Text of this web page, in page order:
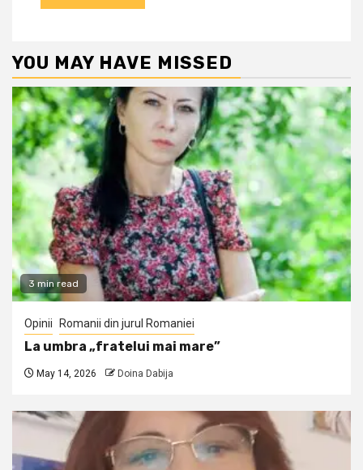
YOU MAY HAVE MISSED
3 min read
Opinii Romanii din jurul Romaniei
La umbra „fratelui mai mare”
May 14, 2026 Doina Dabija